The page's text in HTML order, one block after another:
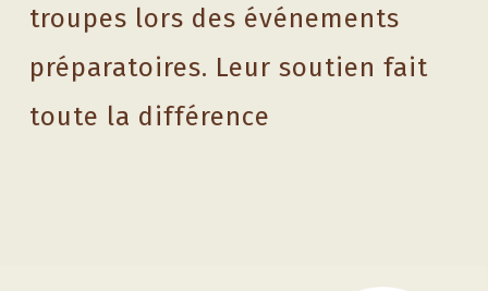
troupes lors des événements
préparatoires. Leur soutien fait
toute la différence